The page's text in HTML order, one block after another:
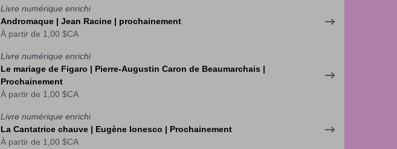
Livre numérique enrichi
Andromaque | Jean Racine | prochainement
À partir de 1,00 $CA
Livre numérique enrichi
Le mariage de Figaro | Pierre-Augustin Caron de Beaumarchais |
Prochainement
À partir de 1,00 $CA
Livre numérique enrichi
La Cantatrice chauve | Eugène Ionesco | Prochainement
À partir de 1,00 $CA